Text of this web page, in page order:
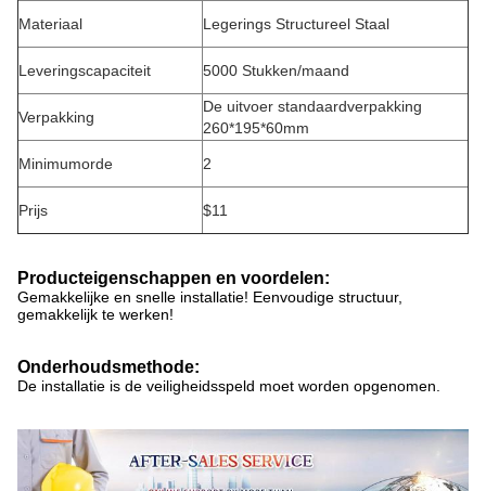
Materiaal Legerings Structureel Staal
Leveringscapaciteit 5000 Stukken/maand
Verpakking
De uitvoer standaardverpakking
260*195*60mm
Minimumorde 2
Prijs $11
Producteigenschappen en voordelen:
Gemakkelijke en snelle installatie! Eenvoudige structuur,
gemakkelijk te werken!
Onderhoudsmethode:
De installatie is de veiligheidsspeld moet worden opgenomen.